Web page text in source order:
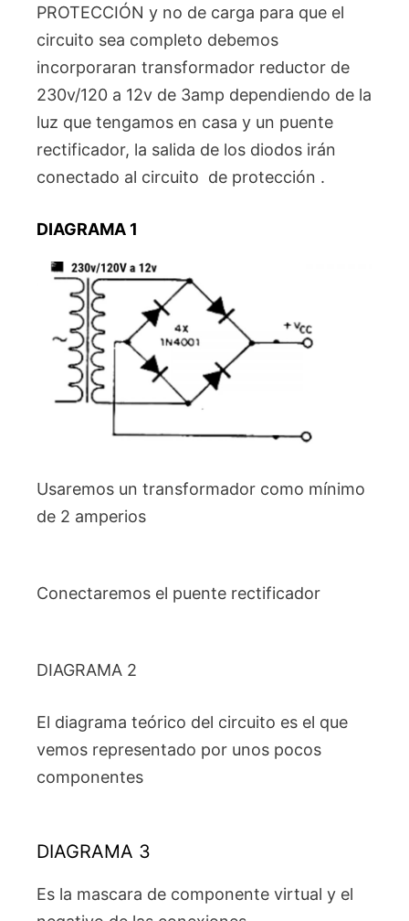
PROTECCIÓN y no de carga para que el
circuito sea completo debemos
incorporaran transformador reductor de
230v/120 a 12v de 3amp dependiendo de la
luz que tengamos en casa y un puente
rectificador, la salida de los diodos irán
conectado al circuito de protección .
DIAGRAMA 1
Usaremos un transformador como mínimo
de 2 amperios
Conectaremos el puente rectificador
DIAGRAMA 2
El diagrama teórico del circuito es el que
vemos representado por unos pocos
componentes
DIAGRAMA 3
Es la mascara de componente virtual y el